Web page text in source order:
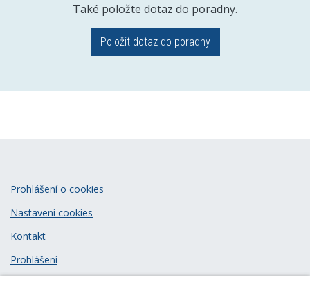
Také položte dotaz do poradny.
Položit dotaz do poradny
Prohlášení o cookies
Nastavení cookies
Kontakt
Prohlášení